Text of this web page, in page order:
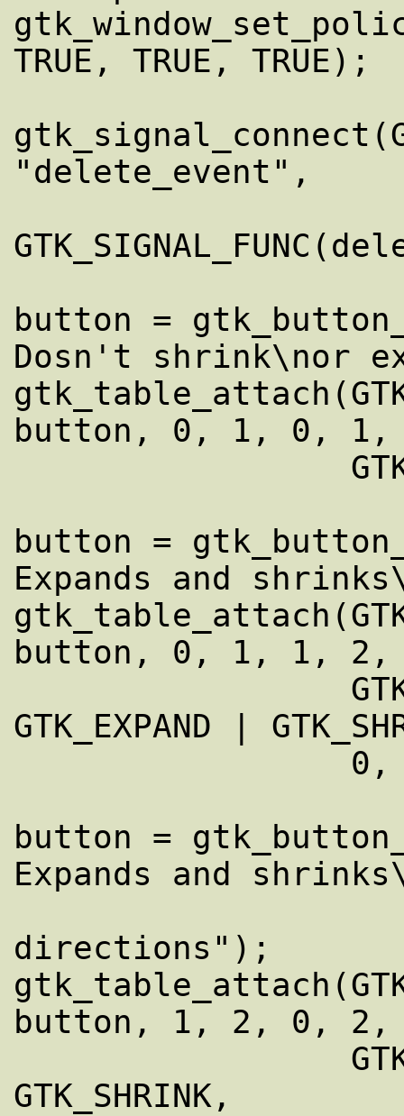
TRUE, TRUE, TRUE);
"delete_event",
button =
Dosn't shrink\nor
button, 0, 1, 0, 1,
button =
Expands and
button, 0, 1, 1, 2,
GTK_EXPAND |
button =
Expands and
directions");
button, 1, 2, 0, 2,
GTK_SHRINK,